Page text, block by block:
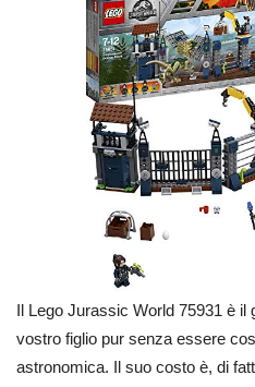
Il Lego Jurassic World 75931 è il
vostro figlio pur senza essere
astronomica. Il suo costo è, di